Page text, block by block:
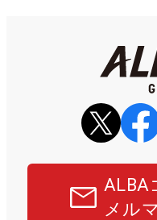
ALBA
メル